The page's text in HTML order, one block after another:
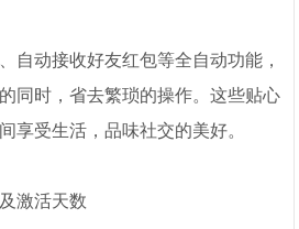
自动接收好友红包等全自动功能，
同时，省去繁琐的操作。这些贴心
享受生活，品味社交的美好。
激活天数